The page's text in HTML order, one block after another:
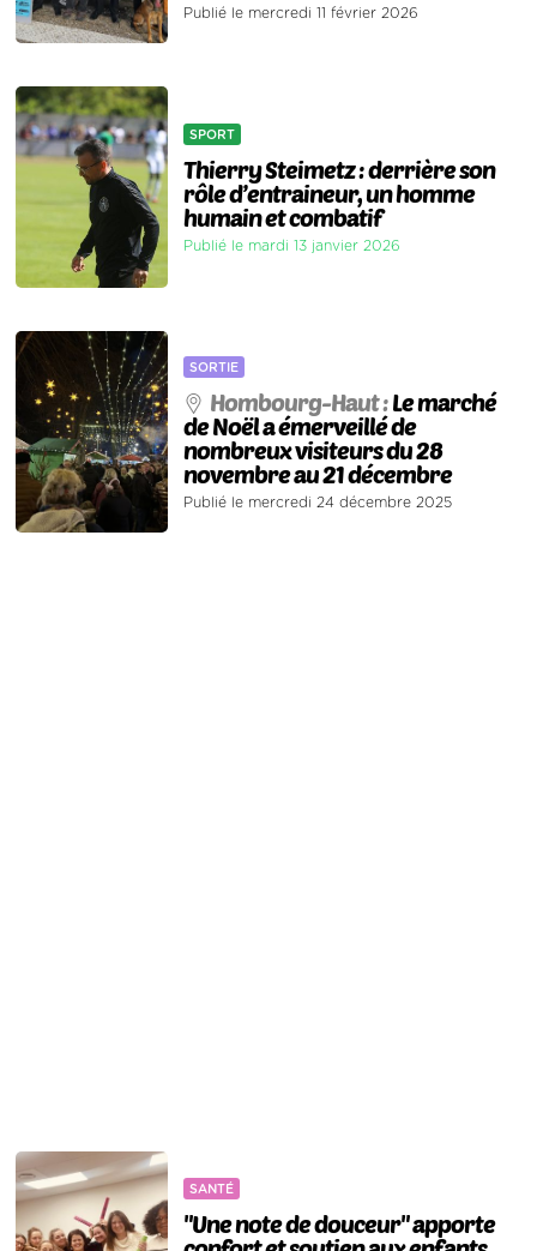
Publié le mercredi 11 février 2026
SPORT
Thierry Steimetz : derrière son
rôle d’entraineur, un homme
humain et combatif
Publié le mardi 13 janvier 2026
SORTIE
Hombourg-Haut :Le marché
de Noël a émerveillé de
nombreux visiteurs du 28
novembre au 21 décembre
Publié le mercredi 24 décembre 2025
SANTÉ
"Une note de douceur" apporte